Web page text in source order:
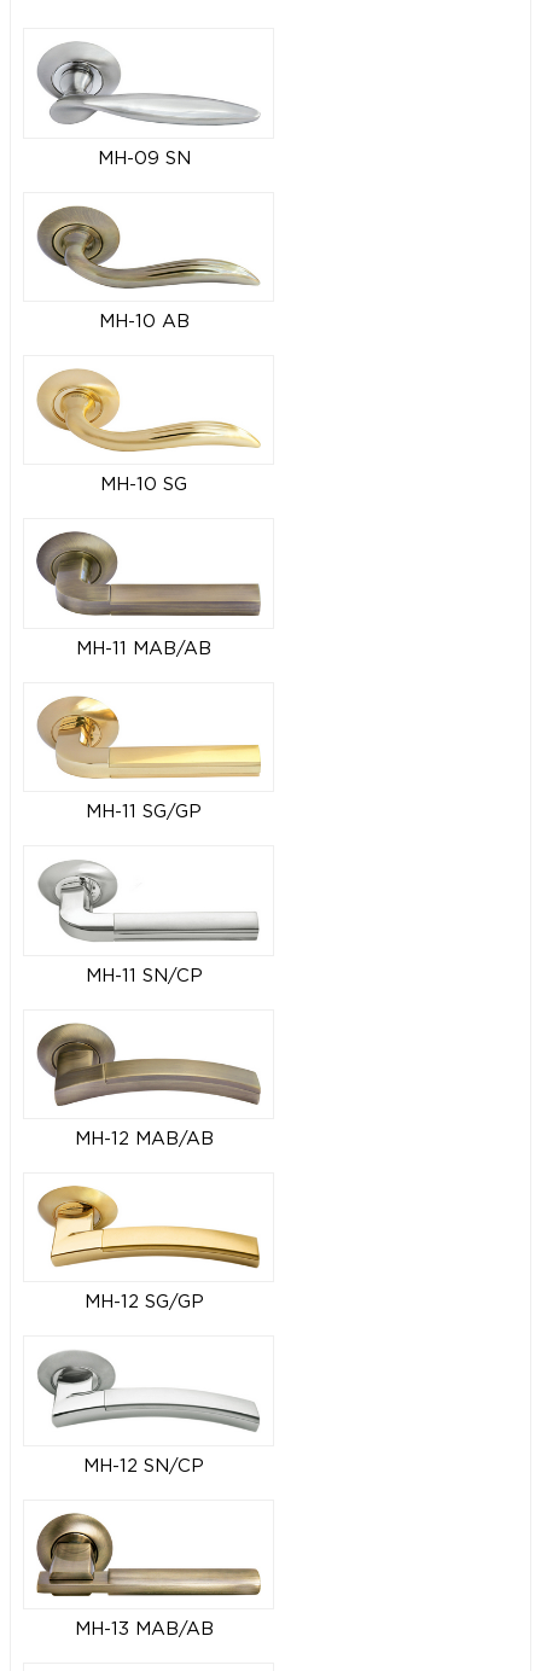
MH-09 SN
MH-10 AB
MH-10 SG
MH-11 MAB/AB
MH-11 SG/GP
MH-11 SN/CP
MH-12 MAB/AB
MH-12 SG/GP
MH-12 SN/CP
MH-13 MAB/AB